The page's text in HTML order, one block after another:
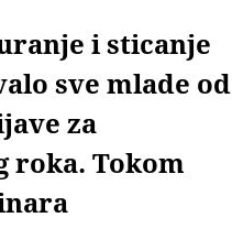
i sticanje
sve mlade od
za
roka. Tokom